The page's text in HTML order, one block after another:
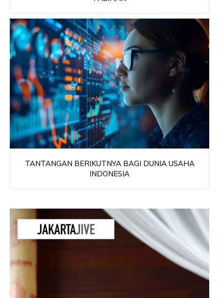
TANTANGAN BERIKUTNYA BAGI DUNIA USAHA
INDONESIA